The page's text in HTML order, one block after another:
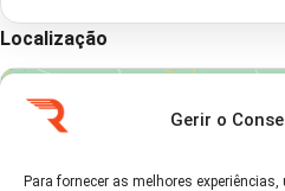
Gerir o
Para fornecer as melhores
Localização